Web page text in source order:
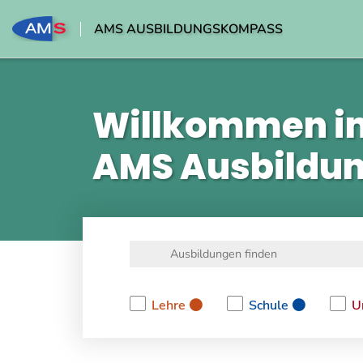
AMS AUSBILDUNGSKOMPASS
Willkommen
AMS
Lehre Schule